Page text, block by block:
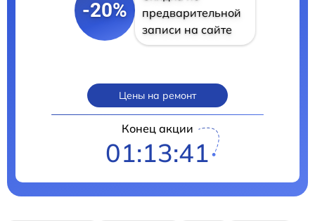
-20%
предварительной
записи на сайте
Цены на ремонт
Конец акции
01:13:40